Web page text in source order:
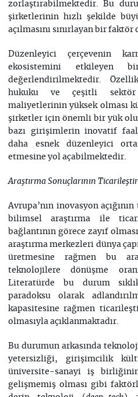
zorlaştırabilmektedir. Bu
şirketlerinin hızlı şekilde
açılmasını sınırlayan bir faktör
Düzenleyici çerçevenin
ekosistemini etkileyen
değerlendirilmektedir.
hukuku ve çeşitli sektör
maliyetlerinin yüksek olması
şirketler için önemli bir yük
bazı girişimlerin inovatif
daha esnek düzenleyici
etmesine yol açabilmektedir.
Araştırma Sonuçlarının
Avrupa’nın inovasyon
bilimsel araştırma ile
bağlantının görece zayıf
araştırma merkezleri dünya
üretmesine rağmen bu
teknolojilere dönüşme
Literatürde bu durum
paradoksu olarak
kapasitesine rağmen
olmasıyla açıklanmaktadır.
Bu durumun arkasında
yetersizliği, girişimcilik
üniversite-sanayi iş
gelişmemiş olması gibi